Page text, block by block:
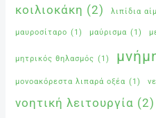
κοιλιοκάκη (2) λιπίδια
μαυροσίταρο (1) μαύρισμα (1)
μητρικός θηλασμός (1)
μονοακόρεστα λιπαρά οξέα (1)
νοητική λειτουργία (2)